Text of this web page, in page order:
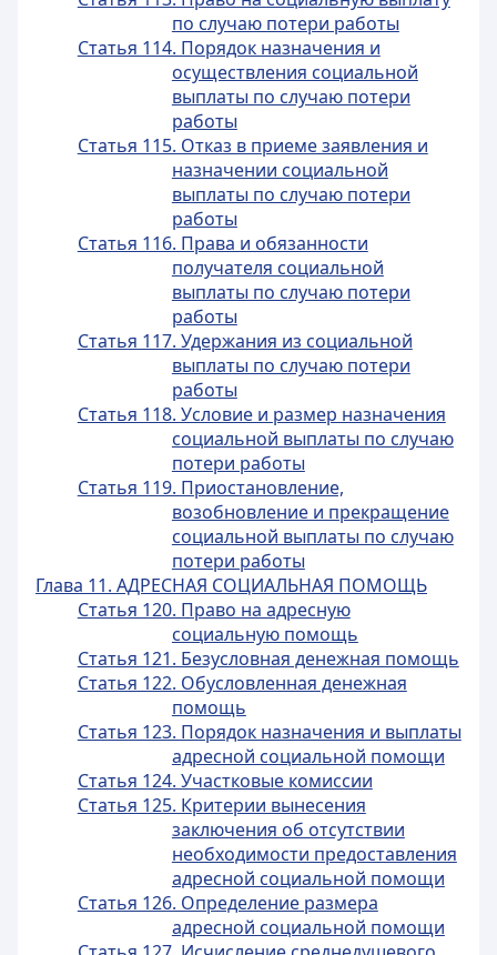
по случаю потери работы
Статья 114. Порядок назначения и
осуществления социальной
выплаты по случаю потери
работы
Статья 115. Отказ в приеме заявления и
назначении социальной
выплаты по случаю потери
работы
Статья 116. Права и обязанности
получателя социальной
выплаты по случаю потери
работы
Статья 117. Удержания из социальной
выплаты по случаю потери
работы
Статья 118. Условие и размер назначения
социальной выплаты по случаю
потери работы
Статья 119. Приостановление,
возобновление и прекращение
социальной выплаты по случаю
потери работы
Глава 11. АДРЕСНАЯ СОЦИАЛЬНАЯ ПОМОЩЬ
Статья 120. Право на адресную
социальную помощь
Статья 121. Безусловная денежная помощь
Статья 122. Обусловленная денежная
помощь
Статья 123. Порядок назначения и выплаты
адресной социальной помощи
Статья 124. Участковые комиссии
Статья 125. Критерии вынесения
заключения об отсутствии
необходимости предоставления
адресной социальной помощи
Статья 126. Определение размера
адресной социальной помощи